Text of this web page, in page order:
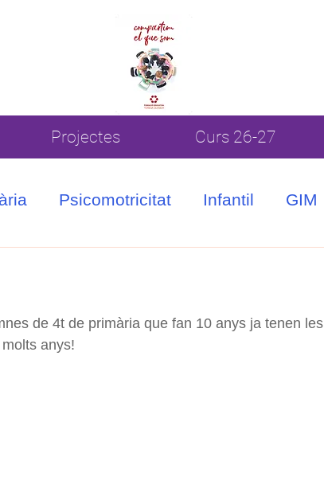
Projectes Curs 26-27
Psicomotricitat Infantil GIM
de 4t de primària que fan 10 anys ja tenen les
anys!